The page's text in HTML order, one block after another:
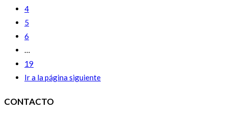
4
5
6
…
19
Ir a la página siguiente
CONTACTO